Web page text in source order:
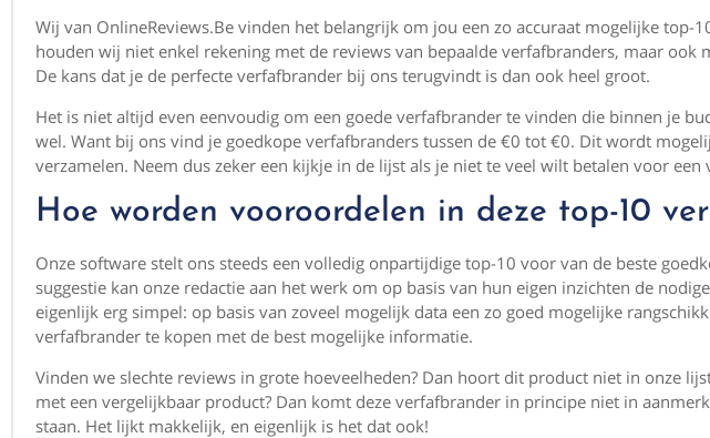
Wij van OnlineReviews.Be vinden het belangrijk om jou een zo accuraat mogelijke top-
houden wij niet enkel rekening met de reviews van bepaalde verfafbranders, maar ook
De kans dat je de perfecte verfafbrander bij ons terugvindt is dan ook heel groot.
Het is niet altijd even eenvoudig om een goede verfafbrander te vinden die binnen je
wel. Want bij ons vind je goedkope verfafbranders tussen de €0 tot €0. Dit wordt
verzamelen. Neem dus zeker een kijkje in de lijst als je niet te veel wilt betalen voor een
Hoe worden vooroordelen in deze top-10
Onze software stelt ons steeds een volledig onpartijdige top-10 voor van de beste
suggestie kan onze redactie aan het werk om op basis van hun eigen inzichten de
eigenlijk erg simpel: op basis van zoveel mogelijk data een zo goed mogelijke
verfafbrander te kopen met de best mogelijke informatie.
Vinden we slechte reviews in grote hoeveelheden? Dan hoort dit product niet in onze
met een vergelijkbaar product? Dan komt deze verfafbrander in principe niet in
staan. Het lijkt makkelijk, en eigenlijk is het dat ook!